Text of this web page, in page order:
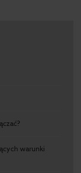
warunki